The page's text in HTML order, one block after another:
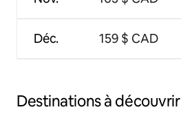
Déc. 159 $ CAD
Destinations à découvrir